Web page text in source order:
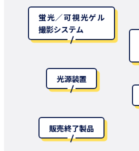
蛍光／可視光ゲル
撮影システム
光源装置
販売終了製品